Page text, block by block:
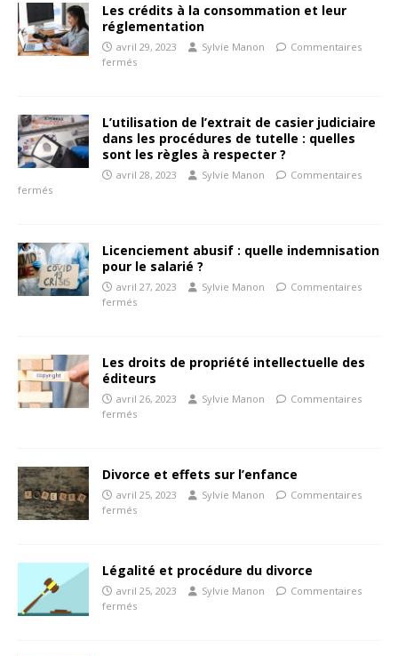
Les crédits à la consommation et leur
réglementation
avril 29, 2023 Sylvie Manon
Commentaires
fermés
L’utilisation de l’extrait de casier judiciaire
dans les procédures de tutelle : quelles
sont les règles à respecter ?
avril 28, 2023 Sylvie Manon
Commentaires
fermés
Licenciement abusif : quelle indemnisation
pour le salarié ?
avril 27, 2023 Sylvie Manon
Commentaires
fermés
Les droits de propriété intellectuelle des
éditeurs
avril 26, 2023 Sylvie Manon
Commentaires
fermés
Divorce et effets sur l’enfance
avril 25, 2023 Sylvie Manon
Commentaires
fermés
Légalité et procédure du divorce
avril 25, 2023 Sylvie Manon
Commentaires
fermés